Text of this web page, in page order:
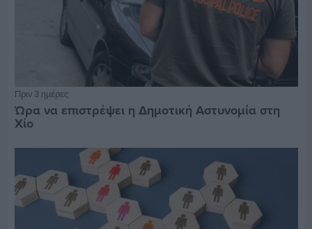
Πριν 3 ημέρες
Ώρα να επιστρέψει η Δημοτική Αστυνομία στη
Χίο